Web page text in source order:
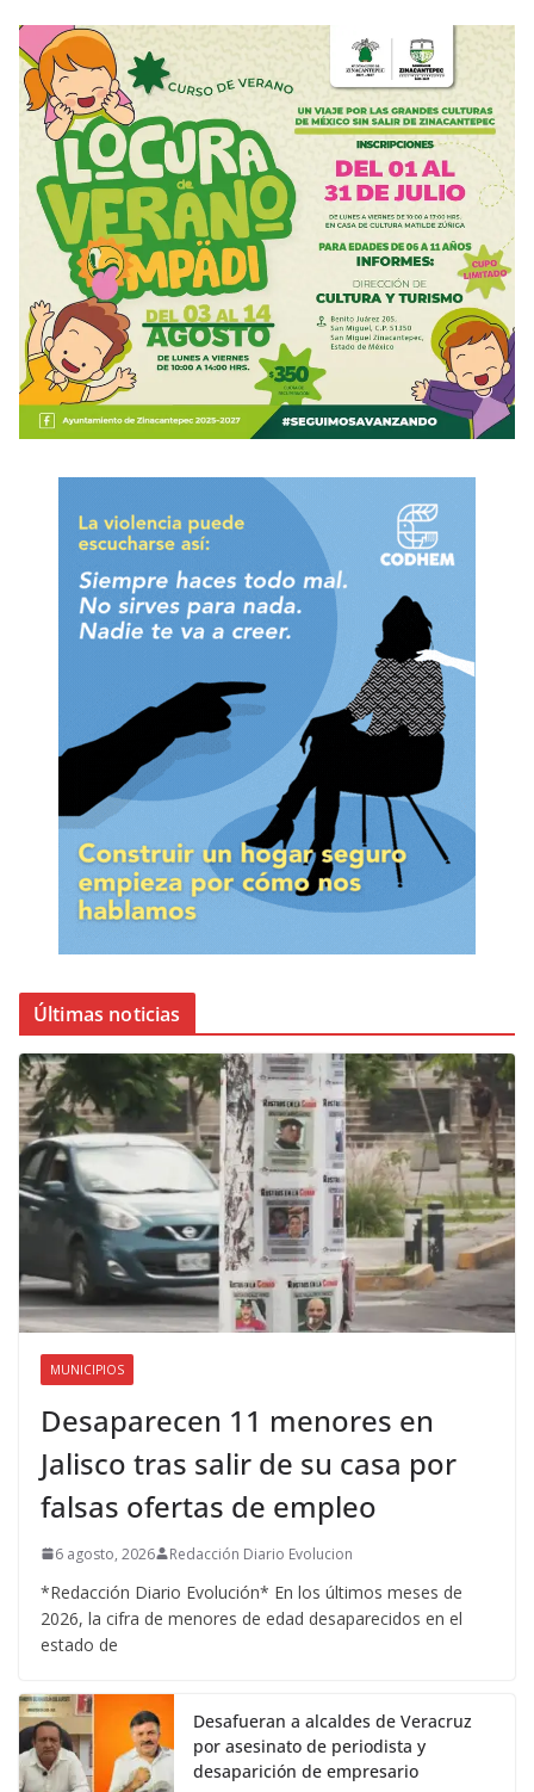
Últimas noticias
MUNICIPIOS
Desaparecen 11 menores en
Jalisco tras salir de su casa por
falsas ofertas de empleo
6 agosto, 2026 Redacción Diario Evolucion
*Redacción Diario Evolución* En los últimos meses de
2026, la cifra de menores de edad desaparecidos en el
estado de
Desafueran a alcaldes de Veracruz
por asesinato de periodista y
desaparición de empresario